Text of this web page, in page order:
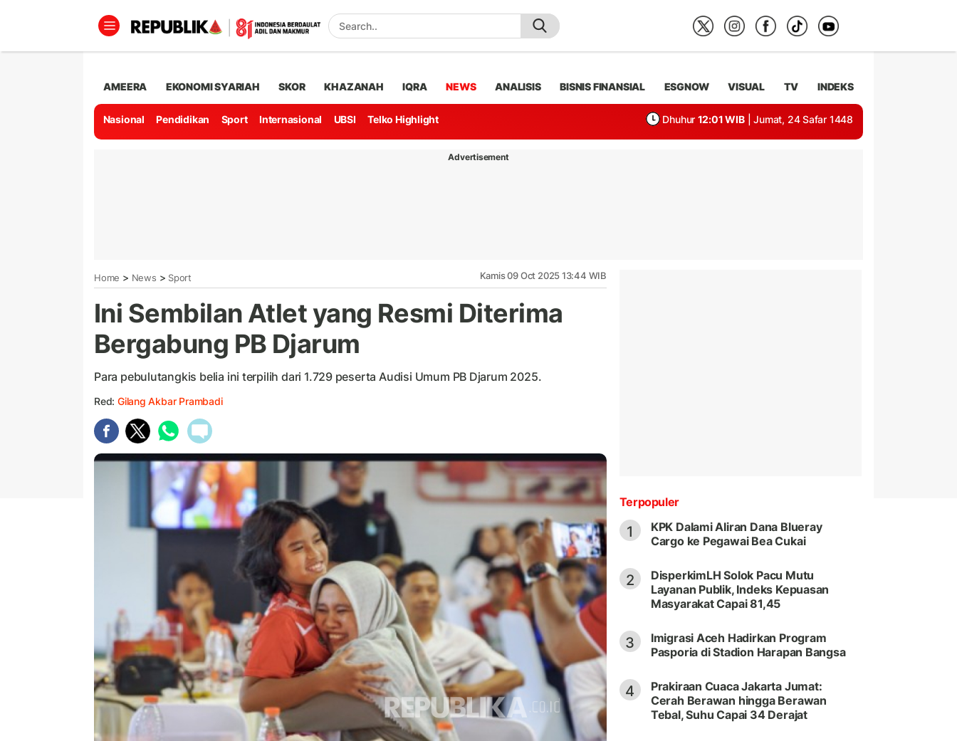
AMEERA EKONOMI SYARIAH SKOR KHAZANAH IQRA NEWS ANALISIS BISNIS FINANSIAL ESGNOW VISUAL TV INDEKS
Nasional Pendidikan Sport Internasional UBSI Telko Highlight Dhuhur 12:01 WIB | Jumat, 24 Safar 1448
Advertisement
Home > News > Sport Kamis 09 Oct 2025 13:44 WIB
Ini Sembilan Atlet yang Resmi Diterima
Bergabung PB Djarum
Para pebulutangkis belia ini terpilih dari 1.729 peserta Audisi Umum PB Djarum 2025.
Red: Gilang Akbar Prambadi
Terpopuler
1
KPK Dalami Aliran Dana Blueray
Cargo ke Pegawai Bea Cukai
2
DisperkimLH Solok Pacu Mutu
Layanan Publik, Indeks Kepuasan
Masyarakat Capai 81,45
3
Imigrasi Aceh Hadirkan Program
Pasporia di Stadion Harapan Bangsa
4
Prakiraan Cuaca Jakarta Jumat:
Cerah Berawan hingga Berawan
Tebal, Suhu Capai 34 Derajat